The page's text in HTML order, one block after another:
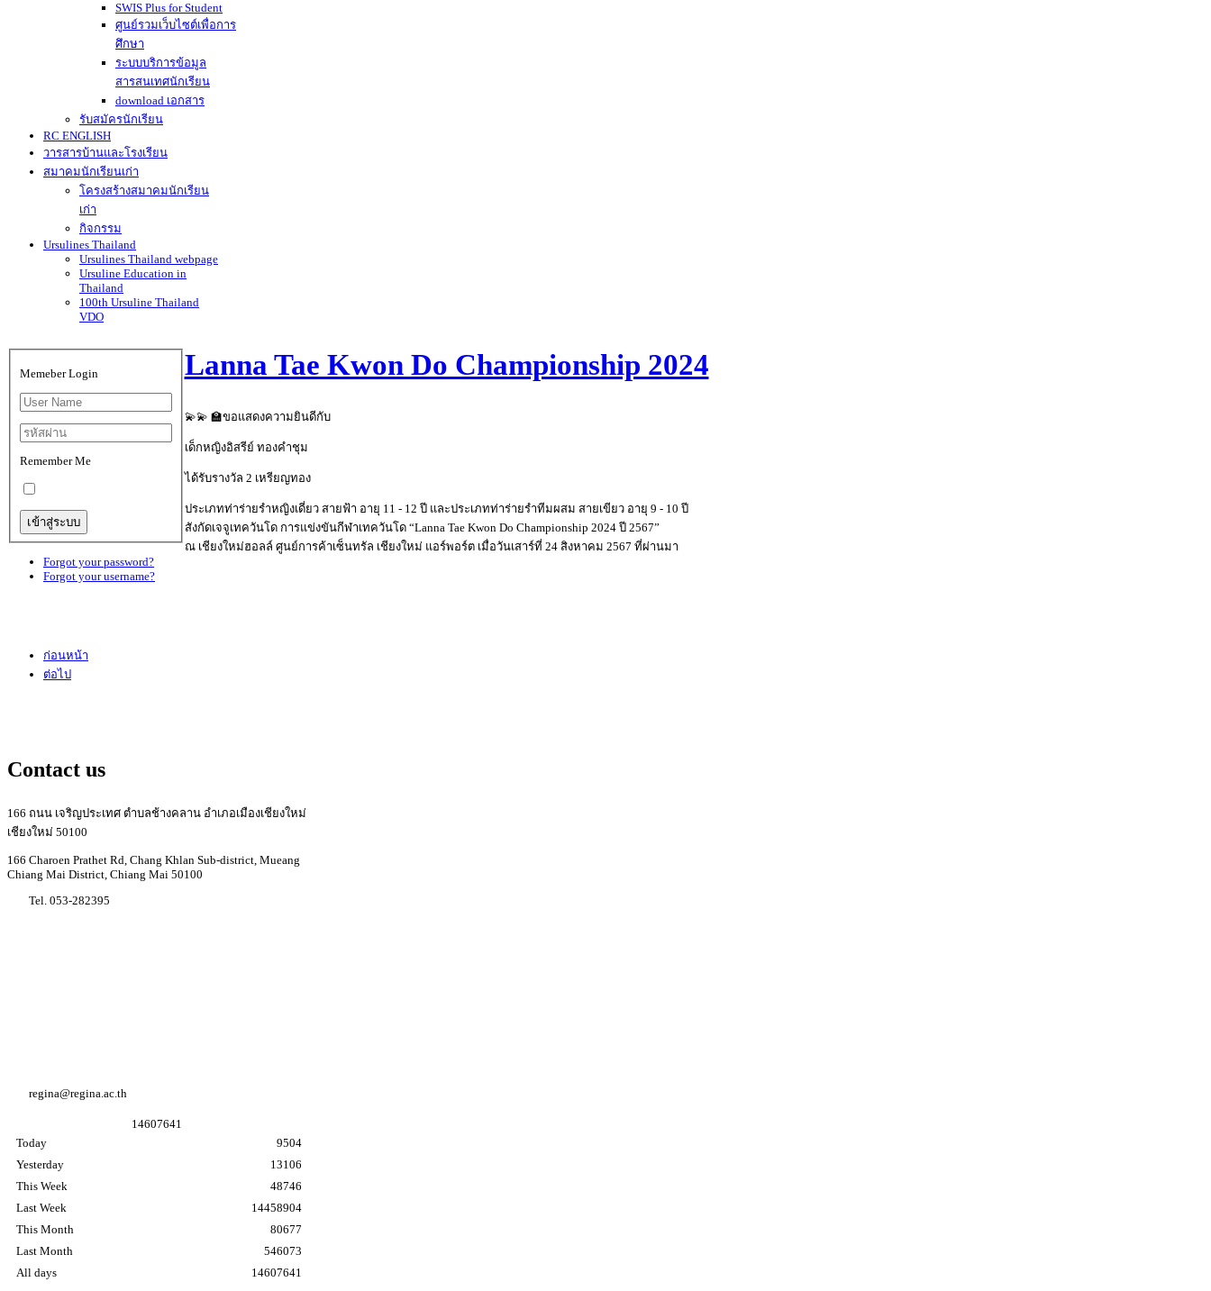
SWIS Plus for Student
ศูนย์รวมเว็บไซต์เพื่อการ
ศึกษา
ระบบบริการข้อมูล
สารสนเทศนักเรียน
download เอกสาร
รับสมัครนักเรียน
RC ENGLISH
วารสารบ้านและโรงเรียน
สมาคมนักเรียนเก่า
โครงสร้างสมาคมนักเรียน
เก่า
กิจกรรม
Ursulines Thailand
Ursulines Thailand webpage
Ursuline Education in
Thailand
100th Ursuline Thailand
VDO
Memeber Login
Remember Me
Forgot your password?
Forgot your username?
Lanna Tae Kwon Do Championship 2024
💫💫 🏫ขอแสดงความยินดีกับ
เด็กหญิงอิสรีย์ ทองคำชุม
ได้รับรางวัล 2 เหรียญทอง
ประเภทท่าร่ายรำหญิงเดี่ยว สายฟ้า อายุ 11 - 12 ปี และประเภทท่าร่ายรำทีมผสม สายเขียว อายุ 9 - 10 ปี
สังกัดเจจูเทควันโด การแข่งขันกีฬาเทควันโด “Lanna Tae Kwon Do Championship 2024 ปี 2567”
ณ เชียงใหม่ฮอลล์ ศูนย์การค้าเซ็นทรัล เชียงใหม่ แอร์พอร์ต เมื่อวันเสาร์ที่ 24 สิงหาคม 2567 ที่ผ่านมา
ก่อนหน้า
ต่อไป
Contact us
166 ถนน เจริญประเทศ ตำบลช้างคลาน อำเภอเมืองเชียงใหม่
เชียงใหม่ 50100
166 Charoen Prathet Rd, Chang Khlan Sub-district, Mueang
Chiang Mai District, Chiang Mai 50100
Tel. 053-282395
regina@regina.ac.th
1 4607641
Today
Yesterday
This Week
Last Week
This Month
Last Month
All days
9504
13106
48746
14458904
80677
546073
14607641